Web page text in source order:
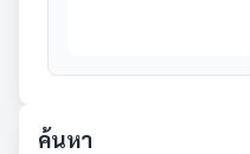
ค้นหา